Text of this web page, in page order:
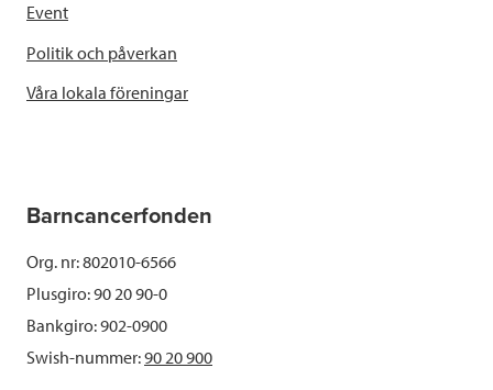
Event
Politik och påverkan
Våra lokala föreningar
Barncancerfonden
Org. nr: 802010-6566
Plusgiro: 90 20 90-0
Bankgiro: 902-0900
Swish-nummer:90 20 900